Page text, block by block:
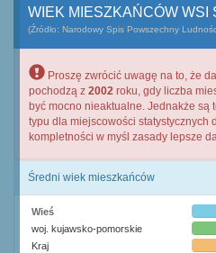
WIEK MIESZKAŃCÓW WSI
(Źródło: Narodowy Spis Powszechny
Proszę zwrócić uwagę na to, że
pochodzą z 2002 roku, gdy liczba
być mocno nieaktualne. Jednakże są
typu dla miejscowości statystycznych
kompletności w myśl zasady lepsze
Średni wiek mieszkańców
Wieś
woj. kujawsko-pomorskie
Kraj